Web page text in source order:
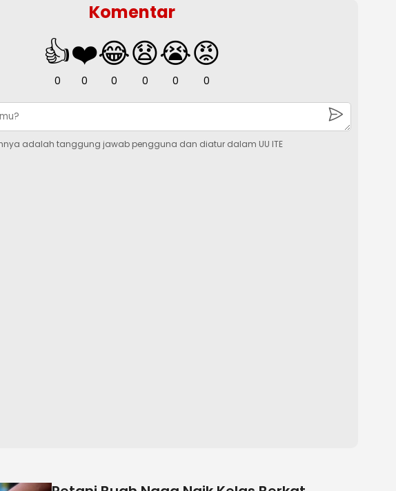
Komentar
👍
0
❤️
0
😂
0
😧
0
😭
0
😡
0
adalah tanggung jawab pengguna dan diatur dalam UU ITE